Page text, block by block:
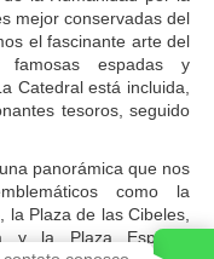
mejor conservadas del
el fascinante arte del
famosas espadas y
Catedral está incluida,
tesoros, seguido
panorámica que nos
como la
la Plaza de las Cibeles,
la Plaza España.